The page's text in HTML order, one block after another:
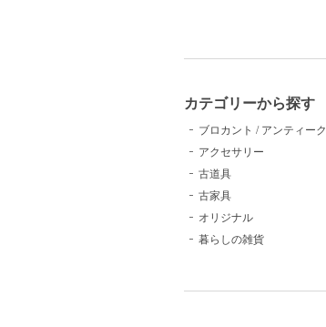
カテゴリーから探す
ブロカント / アンティーク
アクセサリー
古道具
古家具
オリジナル
暮らしの雑貨